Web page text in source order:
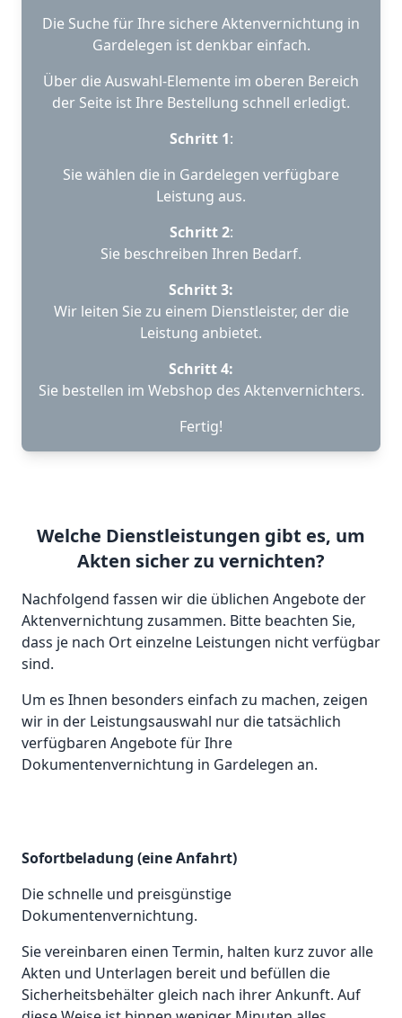
Die Suche für Ihre sichere Aktenvernichtung in
Gardelegen ist denkbar einfach.
Über die Auswahl-Elemente im oberen Bereich
der Seite ist Ihre Bestellung schnell erledigt.
Schritt 1:
Sie wählen die in Gardelegen verfügbare
Leistung aus.
Schritt 2:
Sie beschreiben Ihren Bedarf.
Schritt 3:
Wir leiten Sie zu einem Dienstleister, der die
Leistung anbietet.
Schritt 4:
Sie bestellen im Webshop des Aktenvernichters.
Fertig!
Welche Dienstleistungen gibt es, um
Akten sicher zu vernichten?
Nachfolgend fassen wir die üblichen Angebote der
Aktenvernichtung zusammen. Bitte beachten Sie,
dass je nach Ort einzelne Leistungen nicht verfügbar
sind.
Um es Ihnen besonders einfach zu machen, zeigen
wir in der Leistungsauswahl nur die tatsächlich
verfügbaren Angebote für Ihre
Dokumentenvernichtung in Gardelegen an.
Sofortbeladung (eine Anfahrt)
Die schnelle und preisgünstige
Dokumentenvernichtung.
Sie vereinbaren einen Termin, halten kurz zuvor alle
Akten und Unterlagen bereit und befüllen die
Sicherheitsbehälter gleich nach ihrer Ankunft. Auf